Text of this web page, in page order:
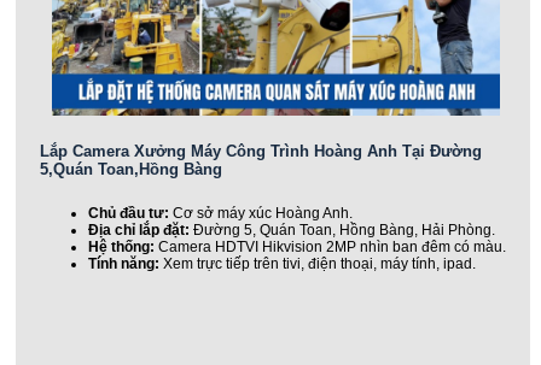
Lắp Camera Xưởng Máy Công Trình Hoàng Anh Tại Đường
5,Quán Toan,Hồng Bàng
Chủ đầu tư:Cơ sở máy xúc Hoàng Anh.
Địa chỉ lắp đặt:Đường 5, Quán Toan, Hồng Bàng, Hải Phòng.
Hệ thống: Camera HDTVI Hikvision 2MP nhìn ban đêm có màu.
Tính năng: Xem trực tiếp trên tivi, điện thoại, máy tính, ipad.